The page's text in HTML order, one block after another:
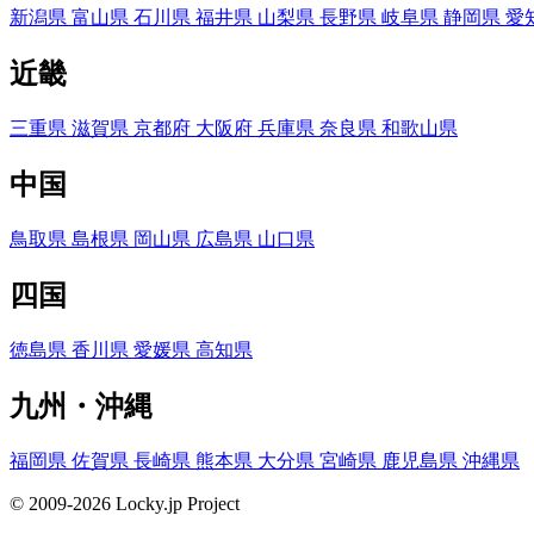
新潟県 富山県 石川県 福井県 山梨県 長野県 岐阜県 静岡県 愛
近畿
三重県 滋賀県 京都府 大阪府 兵庫県 奈良県 和歌山県
中国
鳥取県 島根県 岡山県 広島県 山口県
四国
徳島県 香川県 愛媛県 高知県
九州・沖縄
福岡県 佐賀県 長崎県 熊本県 大分県 宮崎県 鹿児島県 沖縄県
© 2009-2026 Locky.jp Project